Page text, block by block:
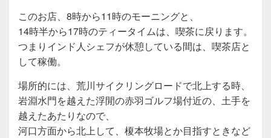
このお店、8時から11時のモーニングと、
14時半から17時のティータイムは、喫茶に戻ります。
つまりインド人シェフが休憩している間は、喫茶店と
して稼働。
場所的には、荒川サイクリングロードで北上する時、
岩淵水門を越えた浮閒の赤羽ゴルフ場付近の、土手を
越えたあたりなので、
河口方面から北上して、榎本牧場とか目指すときなど